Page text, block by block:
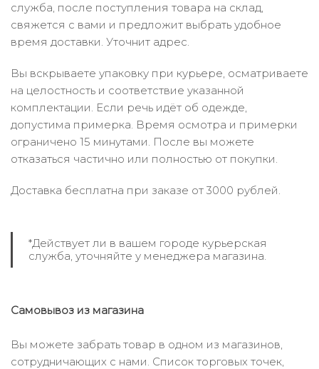
служба, после поступления товара на склад,
свяжется с вами и предложит выбрать удобное
время доставки. Уточнит адрес.
Вы вскрываете упаковку при курьере, осматриваете
на целостность и соответствие указанной
комплектации. Если речь идёт об одежде,
допустима примерка. Время осмотра и примерки
ограничено 15 минутами. После вы можете
отказаться частично или полностью от покупки.
Доставка бесплатна при заказе от 3000 рублей.
*Действует ли в вашем городе курьерская
служба, уточняйте у менеджера магазина.
Самовывоз из магазина
Вы можете забрать товар в одном из магазинов,
сотрудничающих с нами. Список торговых точек,